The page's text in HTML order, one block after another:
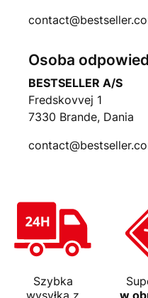
Osoba
BESTSELLER A/S
Fredskovvej 1
7330 Brande, Dania
Szybka
wysyłka z
w